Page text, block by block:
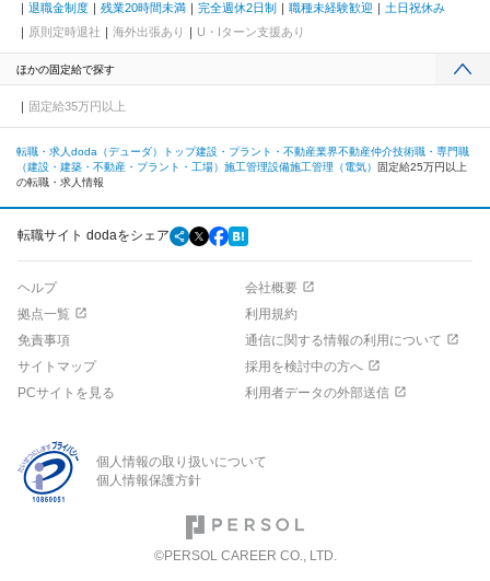
退職金制度
残業20時間未満 完全週休2日制 職種未経験歓迎
土日祝休み
原則定時退社
海外出張あり U・Iターン支援あり
ほかの固定給で探す
固定給35万円以上
転職・求人doda（デューダ）トップ建設・プラント・不動産業界不動産仲介技術職・専門職
（建設・建築・不動産・プラント・工場） 施工管理設備施工管理（電気） 固定給25万円以上
の転職・求人情報
転職サイト dodaをシェア
ヘルプ
会社概要
拠点一覧
利用規約
免責事項
通信に関する情報の利用について
サイトマップ
採用を検討中の方へ
PCサイトを見る
利用者データの外部送信
個人情報の取り扱いについて
個人情報保護方針
©PERSOL CAREER CO., LTD.